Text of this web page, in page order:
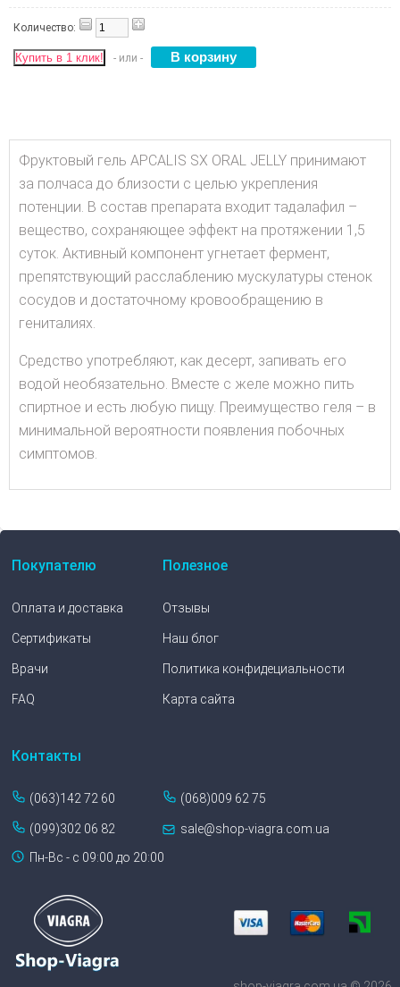
Количество:
Купить в 1 клик! - или -
Фруктовый гель APCALIS SX ORAL JELLY принимают
за полчаса до близости с целью укрепления
потенции. В состав препарата входит тадалафил –
вещество, сохраняющее эффект на протяжении 1,5
суток. Активный компонент угнетает фермент,
препятствующий расслаблению мускулатуры стенок
сосудов и достаточному кровообращению в
гениталиях.
Средство употребляют, как десерт, запивать его
водой необязательно. Вместе с желе можно пить
спиртное и есть любую пищу. Преимущество геля – в
минимальной вероятности появления побочных
симптомов.
Покупателю
Оплата и доставка
Сертификаты
Врачи
FAQ
Полезное
Отзывы
Наш блог
Политика конфидециальности
Карта сайта
Контакты
(063)142 72 60 (068)009 62 75
(099)302 06 82
sale@shop-viagra.com.ua
Пн-Вс - с 09:00 до 20:00